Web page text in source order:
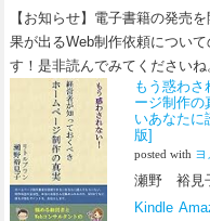
【お知らせ】電子書籍の発売
果が出るWeb制作依頼につい
す！是非読んでみてくださいね
もう惑わ
ージ制作の
いあなたに
版]
posted with ヨ
瀬野 裕見
Kindle